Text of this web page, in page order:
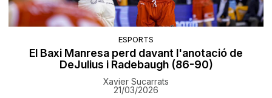
ESPORTS
El Baxi Manresa perd davant l'anotació de
DeJulius i Radebaugh (86-90)
Xavier Sucarrats
21/03/2026